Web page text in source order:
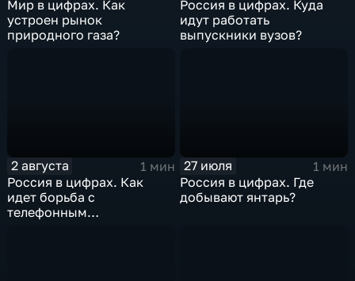
Мир в цифрах. Как
устроен рынок
природного газа?
Россия в цифрах. Куда
идут работать
выпускники вузов?
2 августа
1 мин
Россия в цифрах. Как
идет борьба с
телефонным
27 июля
1 мин
Россия в цифрах. Где
добывают янтарь?